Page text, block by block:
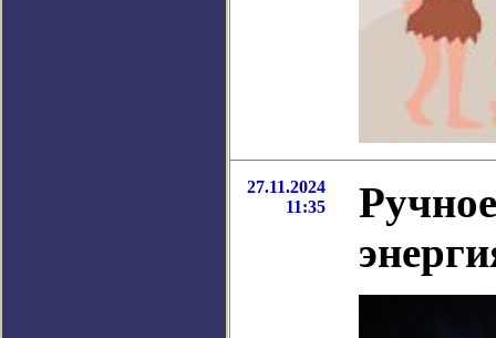
27.11.2024
11:35